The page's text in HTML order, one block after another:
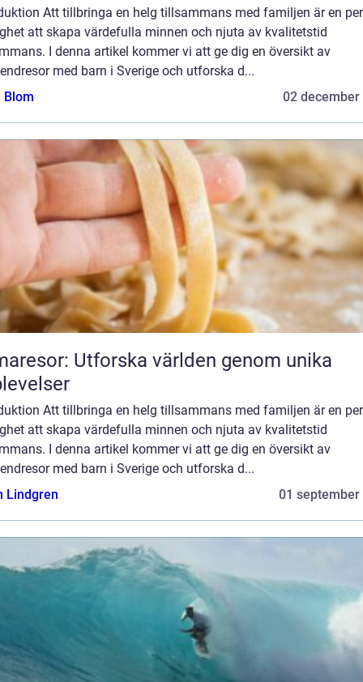
Att tillbringa en helg tillsammans med familjen är en
att skapa värdefulla minnen och njuta av kvalitetstid
I denna artikel kommer vi att ge dig en översikt av
med barn i Sverige och utforska d...
Blom
02 december
Utforska världen genom unika
Att tillbringa en helg tillsammans med familjen är en
att skapa värdefulla minnen och njuta av kvalitetstid
I denna artikel kommer vi att ge dig en översikt av
med barn i Sverige och utforska d...
Lindgren
01 september